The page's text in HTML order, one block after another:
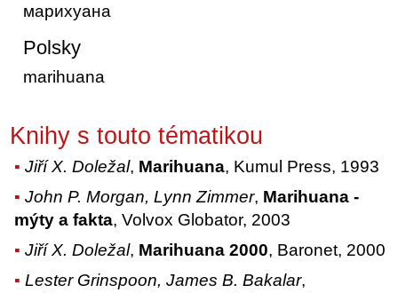
марихуана
Polsky
marihuana
Knihy s touto tématikou
Jiří X. Doležal, Marihuana, Kumul Press, 1993
John P. Morgan, Lynn Zimmer, Ma­rihuana -
mýty a fakta, Volvox Globator, 2003
Jiří X. Doležal, Marihuana 2000, Baronet, 2000
Lester Grinspoon, James B. Bakalar,